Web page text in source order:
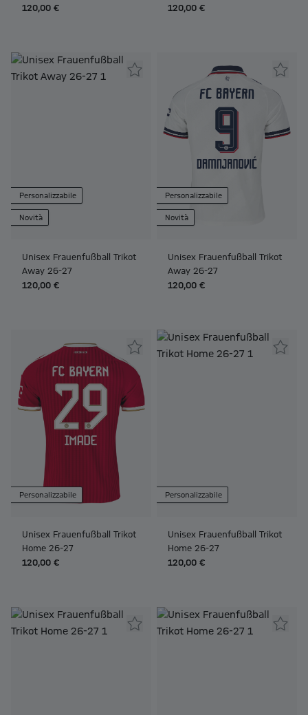
120,00 €
120,00 €
Personalizzabile
Novità
Unisex Frauenfußball Trikot
Away 26-27
120,00 €
Personalizzabile
Novità
Unisex Frauenfußball Trikot
Away 26-27
120,00 €
Personalizzabile
Unisex Frauenfußball Trikot
Home 26-27
120,00 €
Personalizzabile
Unisex Frauenfußball Trikot
Home 26-27
120,00 €